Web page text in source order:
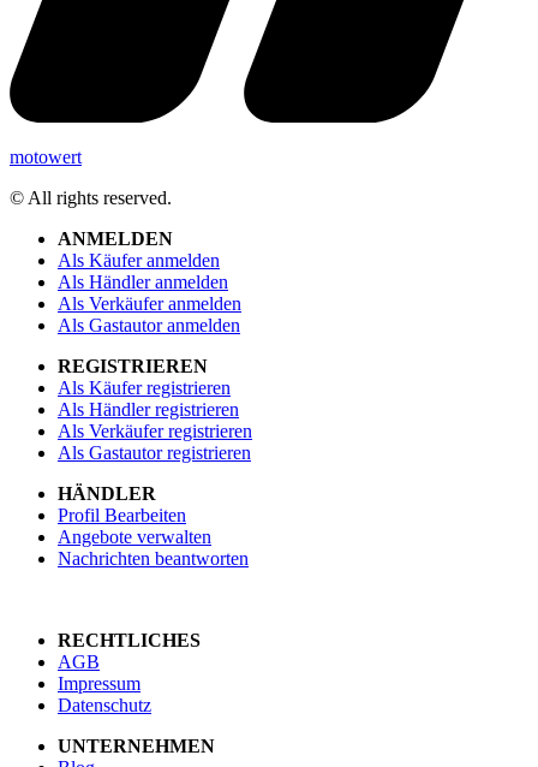
motowert
© All rights reserved.
ANMELDEN
Als Käufer anmelden
Als Händler anmelden
Als Verkäufer anmelden
Als Gastautor anmelden
REGISTRIEREN
Als Käufer registrieren
Als Händler registrieren
Als Verkäufer registrieren
Als Gastautor registrieren
HÄNDLER
Profil Bearbeiten
Angebote verwalten
Nachrichten beantworten
RECHTLICHES
AGB
Impressum
Datenschutz
UNTERNEHMEN